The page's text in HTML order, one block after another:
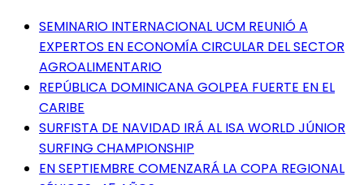
SEMINARIO INTERNACIONAL UCM REUNIÓ A
EXPERTOS EN ECONOMÍA CIRCULAR DEL SECTOR
AGROALIMENTARIO
REPÚBLICA DOMINICANA GOLPEA FUERTE EN EL
CARIBE
SURFISTA DE NAVIDAD IRÁ AL ISA WORLD JÚNIOR
SURFING CHAMPIONSHIP
EN SEPTIEMBRE COMENZARÁ LA COPA REGIONAL